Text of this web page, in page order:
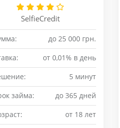
SelfieCredit
до 25 000 грн.
от 0,01% в день
5 минут
займа:
до 365 дней
от 18 лет